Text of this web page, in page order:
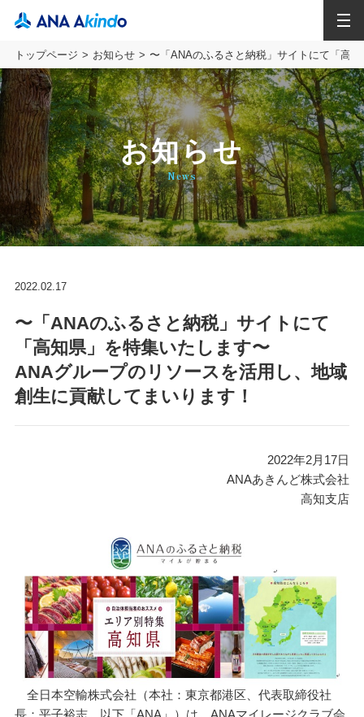
トップページ お知らせ 〜「ANAのふるさと納税」サイトにて「高
お知らせ
News
2022.02.17
〜「ANAのふるさと納税」サイトにて
「高知県」を特集いたします〜
ANAグループのリソースを活用し、地域
創生に貢献してまいります！
2022年2月17日
ANAあきんど株式会社
高知支店
全日本空輸株式会社（本社：東京都港区、代表取締役社
長：平子裕志、以下「ANA」）は、ANAマイレージクラブ会